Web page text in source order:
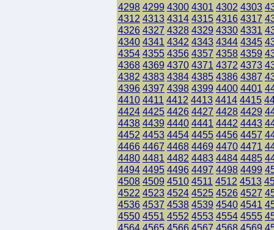
4298 4299 4300 4301 4302 4303
4312 4313 4314 4315 4316 4317
4326 4327 4328 4329 4330 4331
4340 4341 4342 4343 4344 4345
4354 4355 4356 4357 4358 4359
4368 4369 4370 4371 4372 4373
4382 4383 4384 4385 4386 4387
4396 4397 4398 4399 4400 4401
4410 4411 4412 4413 4414 4415
4424 4425 4426 4427 4428 4429
4438 4439 4440 4441 4442 4443
4452 4453 4454 4455 4456 4457
4466 4467 4468 4469 4470 4471
4480 4481 4482 4483 4484 4485
4494 4495 4496 4497 4498 4499
4508 4509 4510 4511 4512 4513
4522 4523 4524 4525 4526 4527
4536 4537 4538 4539 4540 4541
4550 4551 4552 4553 4554 4555
4564 4565 4566 4567 4568 4569